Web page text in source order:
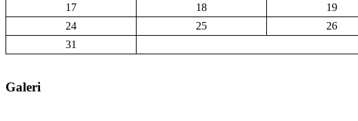
17
18 19
24
25 26
31
Galeri